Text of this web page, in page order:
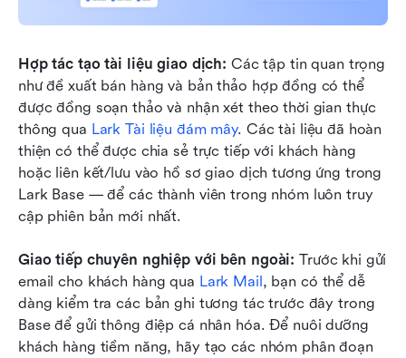
Hợp tác tạo tài liệu giao dịch: Các tập tin quan trọng
như đề xuất bán hàng và bản thảo hợp đồng có thể
được đồng soạn thảo và nhận xét theo thời gian thực
thông qua Lark Tài liệu đám mây. Các tài liệu đã hoàn
thiện có thể được chia sẻ trực tiếp với khách hàng
hoặc liên kết/lưu vào hồ sơ giao dịch tương ứng trong
Lark Base — để các thành viên trong nhóm luôn truy
cập phiên bản mới nhất.
Giao tiếp chuyên nghiệp với bên ngoài: Trước khi gửi
email cho khách hàng qua Lark Mail, bạn có thể dễ
dàng kiểm tra các bản ghi tương tác trước đây trong
Base để gửi thông điệp cá nhân hóa. Để nuôi dưỡng
khách hàng tiềm năng, hãy tạo các nhóm phân đoạn